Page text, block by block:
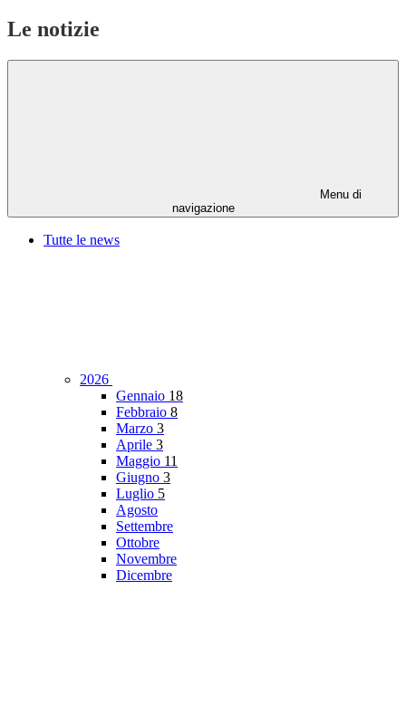
Le notizie
Menu di
navigazione
Tutte le news
2026
Gennaio 18
Febbraio 8
Marzo 3
Aprile 3
Maggio 11
Giugno 3
Luglio 5
Agosto
Settembre
Ottobre
Novembre
Dicembre